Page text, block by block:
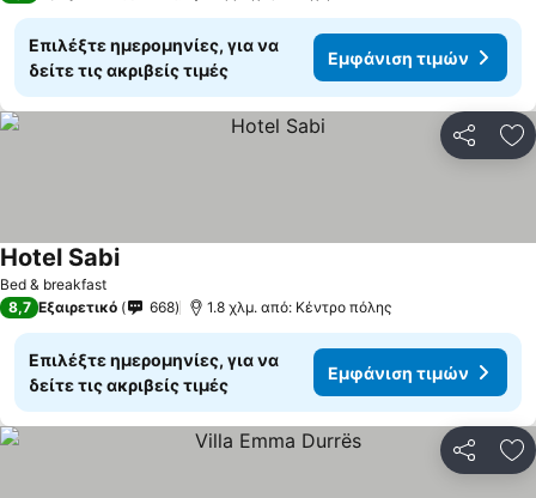
Επιλέξτε ημερομηνίες, για να
δείτε τις ακριβείς τιμές
Εμφάνιση τιμών
Bed & breakfast
Hotel SabiΕμφάνιση τιμών
8,7 Εξαιρετικό 668 1.8 χλμ. από: Κέντρο πόλης
Επιλέξτε ημερομηνίες, για να
δείτε τις ακριβείς τιμές
Εμφάνιση τιμών